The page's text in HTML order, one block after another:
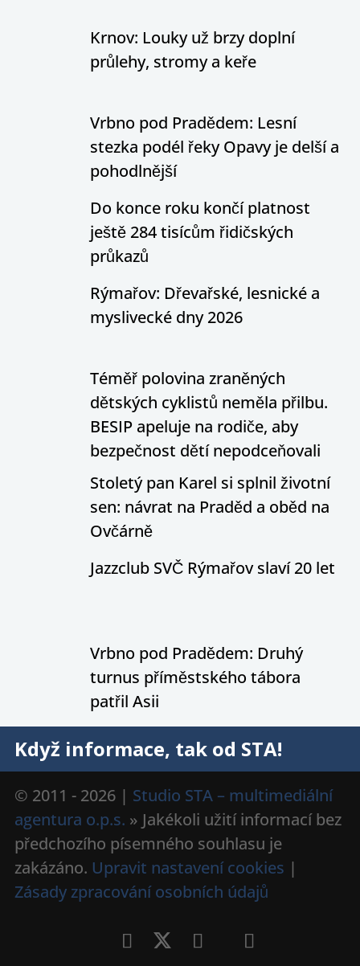
Krnov: Louky už brzy doplní
průlehy, stromy a keře
Vrbno pod Pradědem: Lesní
stezka podél řeky Opavy je delší a
pohodlnější
Do konce roku končí platnost
ještě 284 tisícům řidičských
průkazů
Rýmařov: Dřevařské, lesnické a
myslivecké dny 2026
Téměř polovina zraněných
dětských cyklistů neměla přilbu.
BESIP apeluje na rodiče, aby
bezpečnost dětí nepodceňovali
Stoletý pan Karel si splnil životní
sen: návrat na Praděd a oběd na
Ovčárně
Jazzclub SVČ Rýmařov slaví 20 let
Vrbno pod Pradědem: Druhý
turnus příměstského tábora
patřil Asii
Když informace, tak od STA!
© 2011 - 2026 | Studio STA – multimediální
agentura o.p.s. » Jakékoli užití informací bez
předchozího písemného souhlasu je
zakázáno. Upravit nastavení cookies |
Zásady zpracování osobních údajů